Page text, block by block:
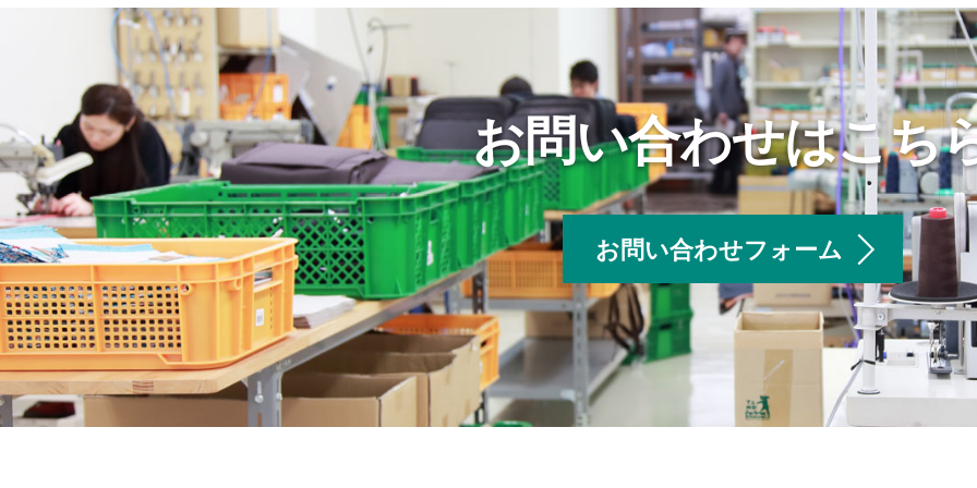
お問い合わせはこち
お問い合わせフォーム